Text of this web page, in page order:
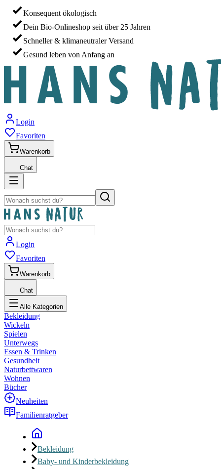
Konsequent ökologisch
Dein Bio-Onlineshop seit über 25 Jahren
Schneller & klimaneutraler Versand
Gesund leben von Anfang an
Login
Favoriten
Warenkorb
Chat
Login
Favoriten
Warenkorb
Chat
Alle Kategorien
Bekleidung
Wickeln
Spielen
Unterwegs
Essen & Trinken
Gesundheit
Naturbettwaren
Wohnen
Bücher
Neuheiten
Familienratgeber
Bekleidung
Baby- und Kinderbekleidung